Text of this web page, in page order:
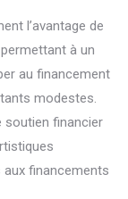
l’avantage de
à un
au financement
modestes.
soutien financier
financements